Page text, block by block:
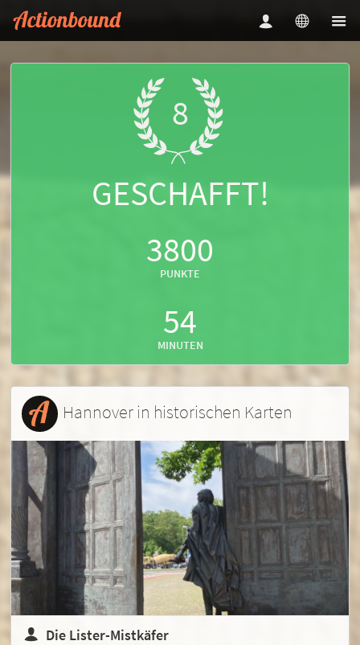
Hannover in historischen Karten
Die Lister-Mistkäfer
8
GESCHAFFT!
3800
PUNKTE
54
MINUTEN